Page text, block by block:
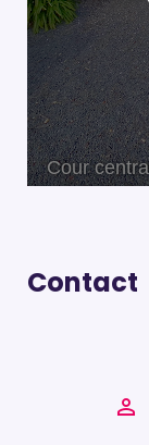
Contact
person_outline